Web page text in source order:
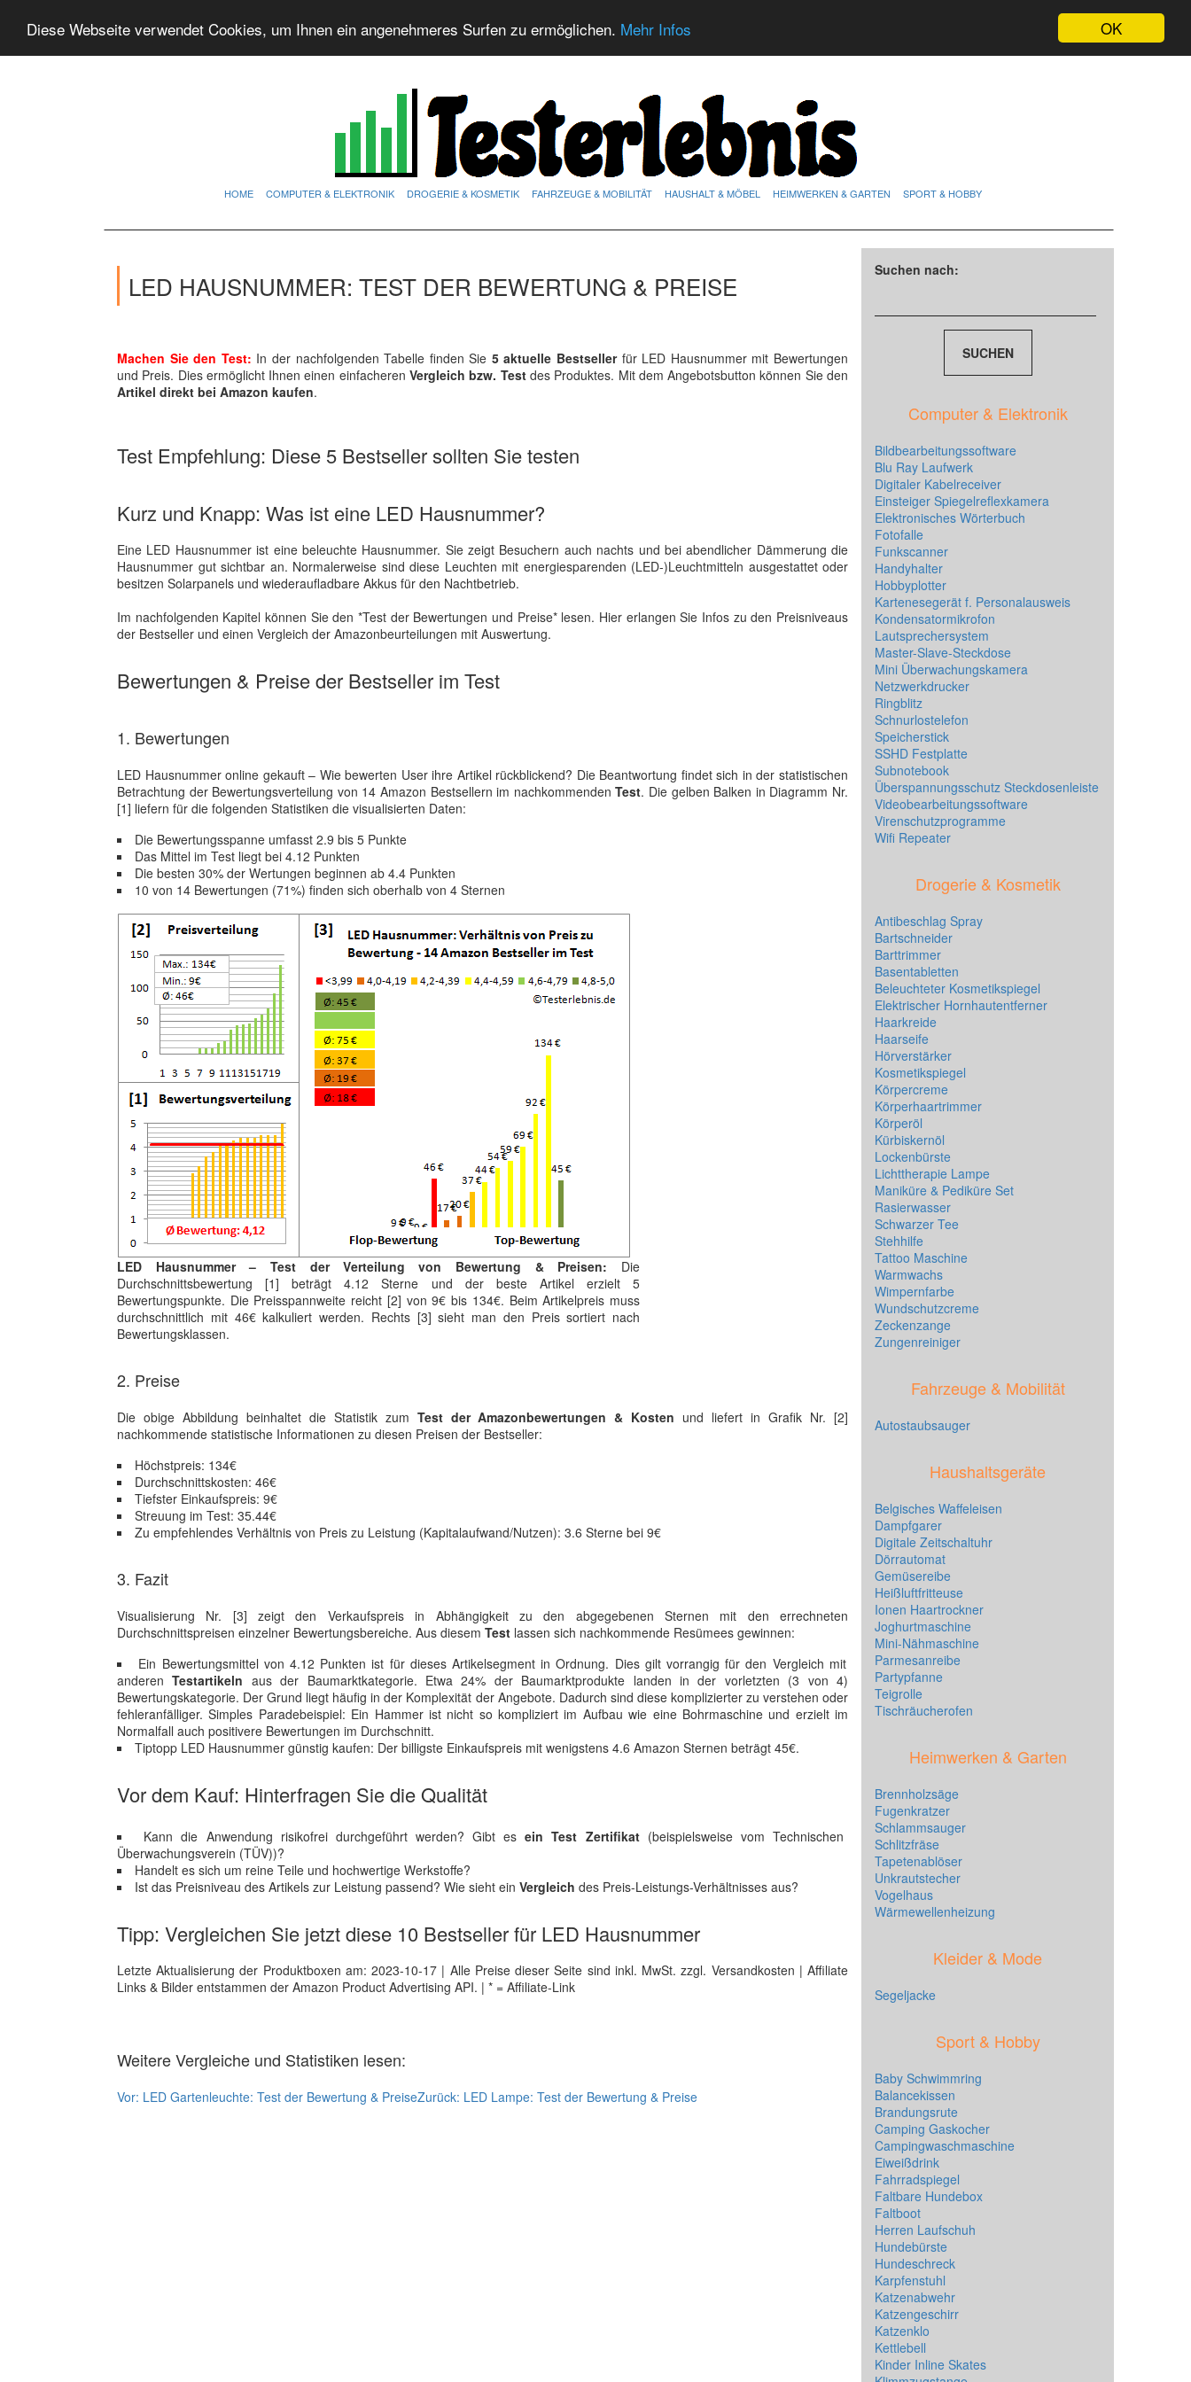
OK
Diese Webseite verwendet Cookies, um Ihnen ein angenehmeres Surfen zu ermöglichen. Mehr Infos
HOME COMPUTER & ELEKTRONIK DROGERIE & KOSMETIK FAHRZEUGE & MOBILITÄT HAUSHALT & MÖBEL HEIMWERKEN & GARTEN SPORT & HOBBY
LED HAUSNUMMER: TEST DER BEWERTUNG & PREISE
Machen Sie den Test: In der nachfolgenden Tabelle finden Sie 5 aktuelle Bestsellerfür LED Hausnummer mit Bewertungen
und Preis. Dies ermöglicht Ihnen einen einfacherenVergleich bzw. Testdes Produktes. Mit dem Angebotsbutton können Sie den
Artikel direkt bei Amazon kaufen.
Test Empfehlung: Diese 5 Bestseller sollten Sie testen
Kurz und Knapp: Was ist eine LED Hausnummer?
Eine LED Hausnummer ist eine beleuchte Hausnummer. Sie zeigt Besuchern auch nachts und bei abendlicher Dämmerung die
Hausnummer gut sichtbar an. Normalerweise sind diese Leuchten mit energiesparenden (LED-)Leuchtmitteln ausgestattet oder
besitzen Solarpanels und wiederaufladbare Akkus für den Nachtbetrieb.
Im nachfolgenden Kapitel können Sie den *Test der Bewertungen und Preise* lesen. Hier erlangen Sie Infos zu den Preisniveaus
der Bestseller und einen Vergleich der Amazonbeurteilungen mit Auswertung.
Bewertungen & Preise der Bestseller im Test
1. Bewertungen
LED Hausnummer online gekauft – Wie bewerten User ihre Artikel rückblickend? Die Beantwortung findet sich in der statistischen
Betrachtung der Bewertungsverteilung von 14 Amazon Bestsellern im nachkommendenTest. Die gelben Balken in Diagramm Nr.
[1] liefern für die folgenden Statistiken die visualisierten Daten:
Die Bewertungsspanne umfasst 2.9 bis 5 Punkte
Das Mittel im Test liegt bei 4.12 Punkten
Die besten 30% der Wertungen beginnen ab 4.4 Punkten
10 von 14 Bewertungen (71%) finden sich oberhalb von 4 Sternen
LED Hausnummer – Test der Verteilung von Bewertung & Preisen: Die
Durchschnittsbewertung [1] beträgt 4.12 Sterne und der beste Artikel erzielt 5
Bewertungspunkte. Die Preisspannweite reicht [2] von 9€ bis 134€. Beim Artikelpreis muss
durchschnittlich mit 46€ kalkuliert werden. Rechts [3] sieht man den Preis sortiert nach
Bewertungsklassen.
2. Preise
Die obige Abbildung beinhaltet die Statistik zum Test der Amazonbewertungen & Kosten und liefert in Grafik Nr. [2]
nachkommende statistische Informationen zu diesen Preisen der Bestseller:
Höchstpreis: 134€
Durchschnittskosten: 46€
Tiefster Einkaufspreis: 9€
Streuung im Test: 35.44€
Zu empfehlendes Verhältnis von Preis zu Leistung (Kapitalaufwand/Nutzen): 3.6 Sterne bei 9€
3. Fazit
Visualisierung Nr. [3] zeigt den Verkaufspreis in Abhängigkeit zu den abgegebenen Sternen mit den errechneten
Durchschnittspreisen einzelner Bewertungsbereiche. Aus diesem Test lassen sich nachkommende Resümees gewinnen:
Ein Bewertungsmittel von 4.12 Punkten ist für dieses Artikelsegment in Ordnung. Dies gilt vorrangig für den Vergleich mit
anderenTestartikeln aus der Baumarktkategorie. Etwa 24% der Baumarktprodukte landen in der vorletzten (3 von 4)
Bewertungskategorie. Der Grund liegt häufig in der Komplexität der Angebote. Dadurch sind diese komplizierter zu verstehen oder
fehleranfälliger. Simples Paradebeispiel: Ein Hammer ist nicht so kompliziert im Aufbau wie eine Bohrmaschine und erzielt im
Normalfall auch positivere Bewertungen im Durchschnitt.
Tiptopp LED Hausnummer günstig kaufen: Der billigste Einkaufspreis mit wenigstens 4.6 Amazon Sternen beträgt 45€.
Vor dem Kauf: Hinterfragen Sie die Qualität
Kann die Anwendung risikofrei durchgeführt werden? Gibt esein Test Zertifikat(beispielsweise vom Technischen
Überwachungsverein (TÜV))?
Handelt es sich um reine Teile und hochwertige Werkstoffe?
Ist das Preisniveau des Artikels zur Leistung passend? Wie sieht ein Vergleich des Preis-Leistungs-Verhältnisses aus?
Tipp: Vergleichen Sie jetzt diese 10 Bestseller für LED Hausnummer
Letzte Aktualisierung der Produktboxen am: 2023-10-17 | Alle Preise dieser Seite sind inkl. MwSt. zzgl. Versandkosten | Affiliate
Links & Bilder entstammen der Amazon Product Advertising API. | * = Affiliate-Link
Weitere Vergleiche und Statistiken lesen:
Vor: LED Gartenleuchte: Test der Bewertung & PreiseZurück: LED Lampe: Test der Bewertung & Preise
Suchen nach:
Computer & Elektronik
Bildbearbeitungssoftware
Blu Ray Laufwerk
Digitaler Kabelreceiver
Einsteiger Spiegelreflexkamera
Elektronisches Wörterbuch
Fotofalle
Funkscanner
Handyhalter
Hobbyplotter
Kartenesegerät f. Personalausweis
Kondensatormikrofon
Lautsprechersystem
Master-Slave-Steckdose
Mini Überwachungskamera
Netzwerkdrucker
Ringblitz
Schnurlostelefon
Speicherstick
SSHD Festplatte
Subnotebook
Überspannungsschutz Steckdosenleiste
Videobearbeitungssoftware
Virenschutzprogramme
Wifi Repeater
Drogerie & Kosmetik
Antibeschlag Spray
Bartschneider
Barttrimmer
Basentabletten
Beleuchteter Kosmetikspiegel
Elektrischer Hornhautentferner
Haarkreide
Haarseife
Hörverstärker
Kosmetikspiegel
Körpercreme
Körperhaartrimmer
Körperöl
Kürbiskernöl
Lockenbürste
Lichttherapie Lampe
Maniküre & Pediküre Set
Rasierwasser
Schwarzer Tee
Stehhilfe
Tattoo Maschine
Warmwachs
Wimpernfarbe
Wundschutzcreme
Zeckenzange
Zungenreiniger
Fahrzeuge & Mobilität
Autostaubsauger
Haushaltsgeräte
Belgisches Waffeleisen
Dampfgarer
Digitale Zeitschaltuhr
Dörrautomat
Gemüsereibe
Heißluftfritteuse
Ionen Haartrockner
Joghurtmaschine
Mini-Nähmaschine
Parmesanreibe
Partypfanne
Teigrolle
Tischräucherofen
Heimwerken & Garten
Brennholzsäge
Fugenkratzer
Schlammsauger
Schlitzfräse
Tapetenablöser
Unkrautstecher
Vogelhaus
Wärmewellenheizung
Kleider & Mode
Segeljacke
Sport & Hobby
Baby Schwimmring
Balancekissen
Brandungsrute
Camping Gaskocher
Campingwaschmaschine
Eiweißdrink
Fahrradspiegel
Faltbare Hundebox
Faltboot
Herren Laufschuh
Hundebürste
Hundeschreck
Karpfenstuhl
Katzenabwehr
Katzengeschirr
Katzenklo
Kettlebell
Kinder Inline Skates